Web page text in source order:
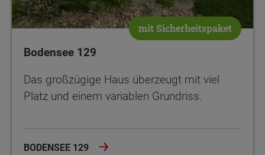
mit Sicherheitspaket
Bodensee 129
Das großzügige Haus überzeugt mit viel
Platz und einem variablen Grundriss.
BODENSEE 129